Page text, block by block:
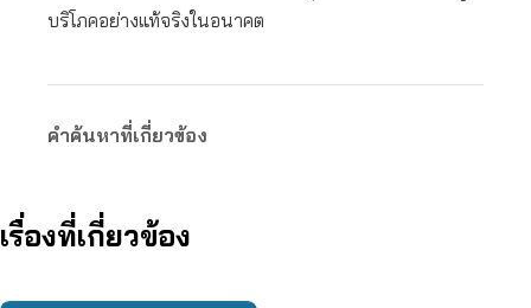
บริโภคอย่างแท้จริงในอนาคต
คำค้นหาที่เกี่ยวข้อง
เรื่องที่เกี่ยวข้อง